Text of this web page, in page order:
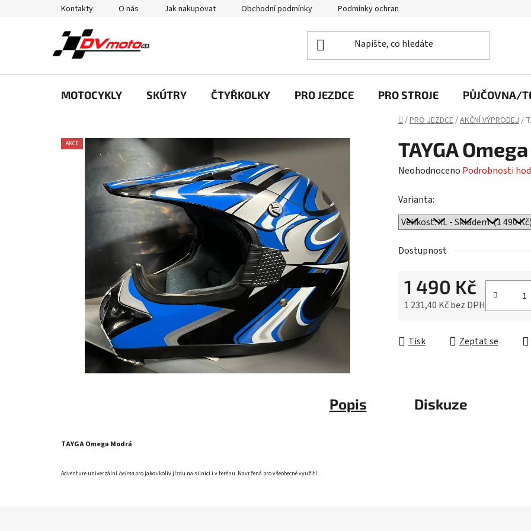
Kontakty O nás Jak nakupovat Obchodní podmínky Podmínky ochrany osobních údajů
MOTOCYKLY SKÚTRY ČTYŘKOLKY PRO JEZDCE PRO STROJE PŮJČOVNA/
Domů
/PRO JEZDCE/AKČNÍ VÝPRODEJ/
TAYGA
Průměrné
produktu
je
0,0
z
hvězdiček.
Neohodnoceno Podrobnosti
Varianta:
Dostupnost
1 490 Kč
1 231,40 Kč bez DPH
Tisk Zeptat se
AKCE
Popis Diskuze
TAYGA Omega Modrá
Adventure univerzální helmapro jakoukoliv jízdu na silnici i v terénu. Navržená pro všeobecné využití.